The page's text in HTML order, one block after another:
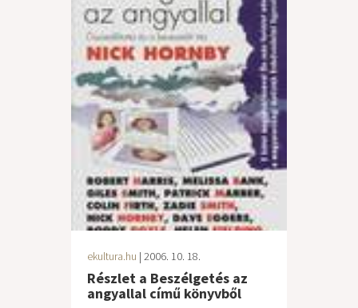
ekultura.hu | 2006. 10. 18.
Részlet a Beszélgetés az
angyallal című könyvből